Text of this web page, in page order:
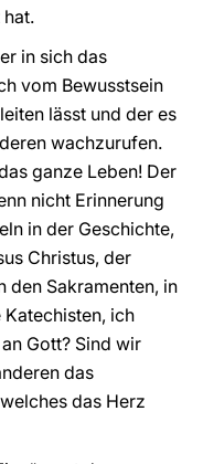
in sich das
vom Bewusstsein
lässt und der es
wachzurufen.
ganze Leben! Der
nicht Erinnerung
in der Geschichte,
Christus, der
den Sakramenten, in
ich
Gott? Sind wir
das
das Herz